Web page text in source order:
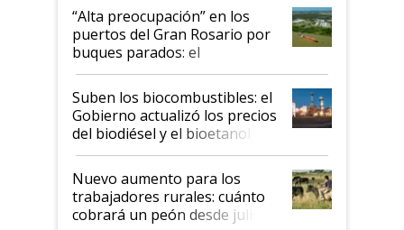
“Alta preocupación” en los
puertos del Gran Rosario por
buques parados: el
funcionamiento de las
exportadoras en tensión tras
la medida de fuerza de los
prácticos
Suben los biocombustibles: el
Gobierno actualizó los precios
del biodiésel y el bioetanol
Nuevo aumento para los
trabajadores rurales: cuánto
cobrará un peón desde julio